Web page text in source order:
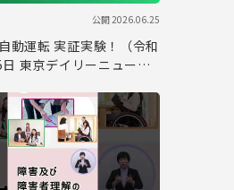
公開2026.06.25
動運転 実証実験！（令和
東京デイリーニュース